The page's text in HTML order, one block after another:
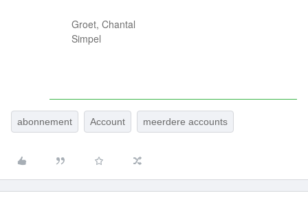
Groet, Chantal
Simpel
abonnement Account meerdere accounts